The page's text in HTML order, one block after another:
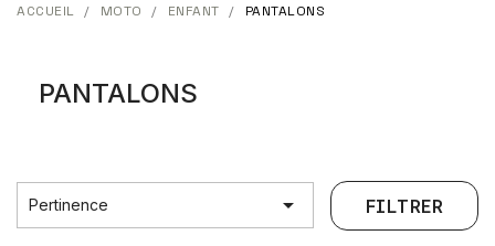
ACCUEIL MOTO ENFANT PANTALONS
PANTALONS
Pertinence  FILTRER